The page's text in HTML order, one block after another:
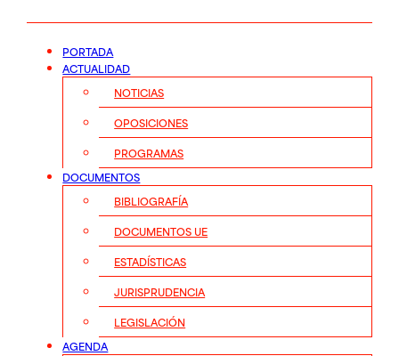
PORTADA
ACTUALIDAD
NOTICIAS
OPOSICIONES
PROGRAMAS
DOCUMENTOS
BIBLIOGRAFÍA
DOCUMENTOS UE
ESTADÍSTICAS
JURISPRUDENCIA
LEGISLACIÓN
AGENDA